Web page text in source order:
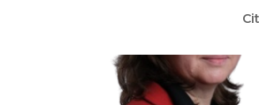
nuntă, un botez sau imaginea